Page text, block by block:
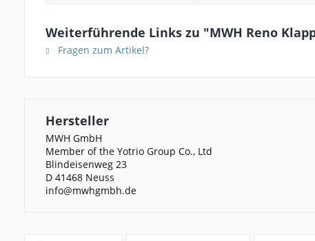
Weiterführende Links zu "MWH Reno
Fragen zum Artikel?
Hersteller
MWH GmbH
Member of the Yotrio Group Co., Ltd
Blindeisenweg 23
D 41468 Neuss
info@mwhgmbh.de